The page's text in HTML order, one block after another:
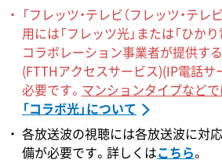
「フレッツ・テレビ（フレッツ・テレ
用には「フレッツ光」または「ひか
コラボレーション事業者が提供する
(FTTHアクセスサービス)(IP電話サ
必要です。 マンションタイプなどで
「コラボ光」について
各放送波の視聴には各放送波に対
備が必要です。詳しくはこちら。